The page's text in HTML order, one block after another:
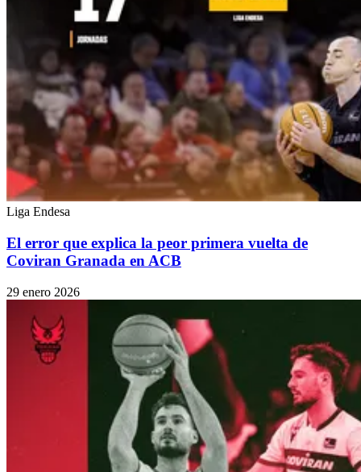
Liga Endesa
El error que explica la peor primera vuelta de
Coviran Granada en ACB
29 enero 2026